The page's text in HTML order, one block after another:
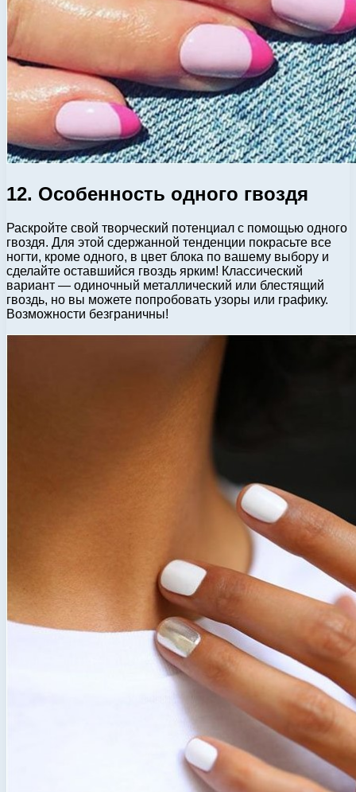
12. Особенность одного гвоздя
Раскройте свой творческий потенциал с помощью одного
гвоздя. Для этой сдержанной тенденции покрасьте все
ногти, кроме одного, в цвет блока по вашему выбору и
сделайте оставшийся гвоздь ярким! Классический
вариант — одиночный металлический или блестящий
гвоздь, но вы можете попробовать узоры или графику.
Возможности безграничны!